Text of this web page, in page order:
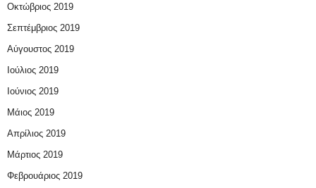
Οκτώβριος 2019
Σεπτέμβριος 2019
Αύγουστος 2019
Ιούλιος 2019
Ιούνιος 2019
Μάιος 2019
Απρίλιος 2019
Μάρτιος 2019
Φεβρουάριος 2019